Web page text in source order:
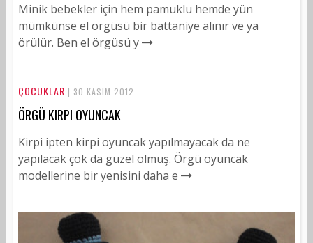
Minik bebekler için hem pamuklu hemde yün
mümkünse el örgüsü bir battaniye alınır ve ya
örülür. Ben el örgüsü y
ÇOCUKLAR | 30 KASIM 2012
ÖRGÜ KIRPI OYUNCAK
Kirpi ipten kirpi oyuncak yapılmayacak da ne
yapılacak çok da güzel olmuş. Örgü oyuncak
modellerine bir yenisini daha e